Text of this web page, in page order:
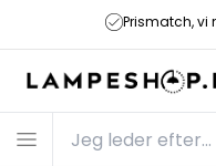
Prismatch, vi